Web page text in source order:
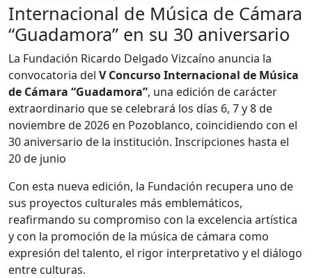
La Fundación Ricardo Delgado Vizcaíno anuncia la
convocatoria del V Concurso Internacional de Música
de Cámara “Guadamora”, una edición de carácter
extraordinario que se celebrará los días 6, 7 y 8 de
noviembre de 2026 en Pozoblanco, coincidiendo con el
30 aniversario de la institución. Inscripciones hasta el
20 de junio
Con esta nueva edición, la Fundación recupera uno de
sus proyectos culturales más emblemáticos,
reafirmando su compromiso con la excelencia artística
y con la promoción de la música de cámara como
expresión del talento, el rigor interpretativo y el diálogo
entre culturas.